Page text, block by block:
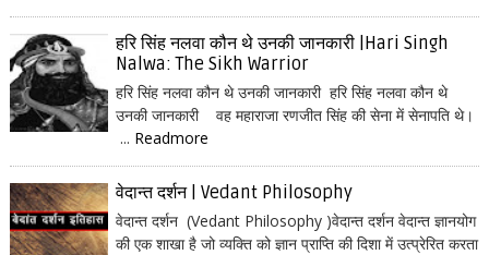
हरि सिंह नलवा कौन थे उनकी जानकारी |Hari Singh
Nalwa: The Sikh Warrior
हरि सिंह नलवा कौन थे उनकी जानकारी हरि सिंह नलवा कौन थे
उनकी जानकारी वह महाराजा रणजीत सिंह की सेना में सेनापति थे।
... Readmore
वेदान्त दर्शन | Vedant Philosophy
वेदान्त दर्शन (Vedant Philosophy )वेदान्त दर्शन वेदान्त ज्ञानयोग
की एक शाखा है जो व्यक्ति को ज्ञान प्राप्ति की दिशा में उत्प्रेरित करता